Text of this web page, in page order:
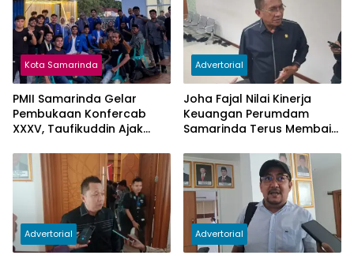
Kota Samarinda
PMII Samarinda Gelar
Pembukaan Konfercab
XXXV, Taufikuddin Ajak
Persatuan
Advertorial
Joha Fajal Nilai Kinerja
Keuangan Perumdam
Samarinda Terus Membaik,
Subsidi Berkurang
Advertorial Advertorial